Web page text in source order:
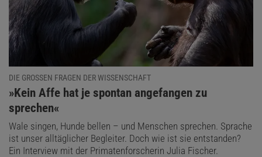
DIE GROSSEN FRAGEN DER WISSENSCHAFT
:
»Kein Affe hat je spontan angefangen zu
sprechen«
Wale singen, Hunde bellen – und Menschen sprechen. Sprache
ist unser alltäglicher Begleiter. Doch wie ist sie entstanden?
Ein Interview mit der Primatenforscherin Julia Fischer.